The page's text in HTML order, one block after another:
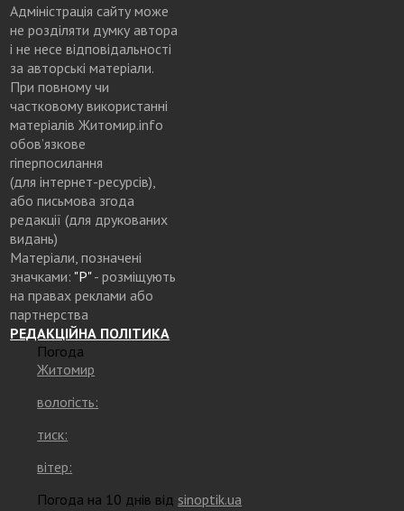
Адміністрація сайту може
не розділяти думку автора
і не несе відповідальності
за авторські матеріали.
При повному чи
частковому використанні
матеріалів Житомир.info
обов’язкове
гіперпосилання
(для інтернет-ресурсів),
або письмова згода
редакції (для друкованих
видань)
Матеріали, позначені
значками: "Р"- розміщують
на правах реклами або
партнерства
РЕДАКЦІЙНА ПОЛІТИКА
Погода
Житомир
вологість:
тиск:
вітер:
Погода на 10 днів від sinoptik.ua